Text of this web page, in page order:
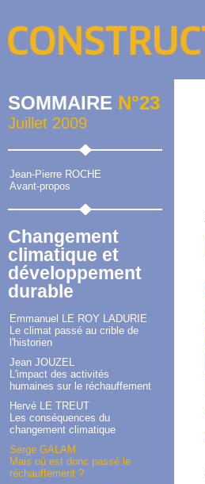
SOMMAIRE N°23
Juillet 2009
Jean-Pierre ROCHE
Avant-propos
Changement
climatique et
développement
durable
Emmanuel LE ROY LADURIE
Le climat passé au crible de
l'historien
Jean JOUZEL
L'impact des activités
humaines sur le réchauffement
Hervé LE TREUT
Les conséquences du
changement climatique
Serge GALAM
Mais où est donc passé le
réchauffement ?